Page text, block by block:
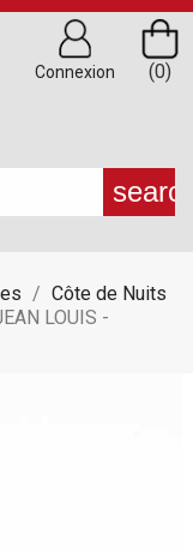
(0)
Connexion
Côte de Nuits
LOUIS -